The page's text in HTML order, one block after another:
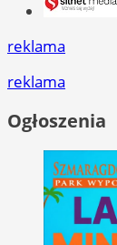
reklama
reklama
Ogłoszenia